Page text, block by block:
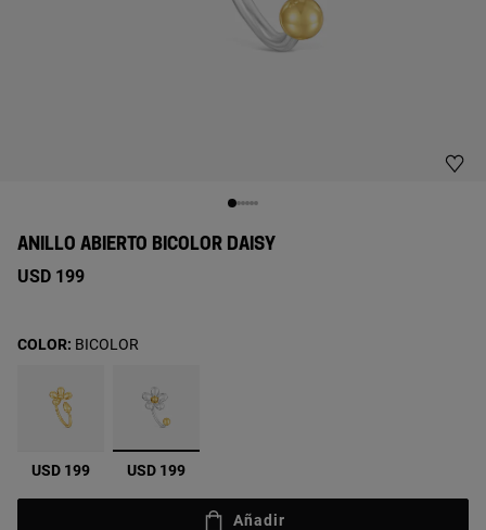
ANILLO ABIERTO BICOLOR DAISY
USD 199
USD 199 seleccionado
USD 199
COLOR: BICOLOR
Añadir